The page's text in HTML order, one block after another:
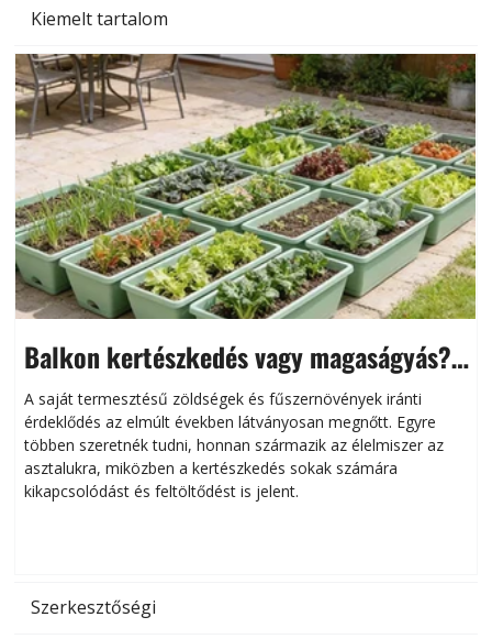
Kiemelt tartalom
Balkon kertészkedés vagy magaságyás?
Helytakarékos kertészkedés
A saját termesztésű zöldségek és fűszernövények iránti
érdeklődés az elmúlt években látványosan megnőtt. Egyre
többen szeretnék tudni, honnan származik az élelmiszer az
asztalukra, miközben a kertészkedés sokak számára
kikapcsolódást és feltöltődést is jelent.
Szerkesztőségi